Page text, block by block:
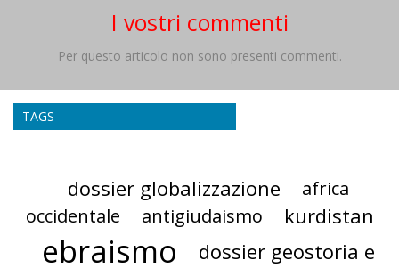
I vostri commenti
Per questo articolo non sono presenti commenti.
TAGS
dossier globalizzazione
africa
occidentale
antigiudaismo kurdistan
ebraismo dossier geostoria e